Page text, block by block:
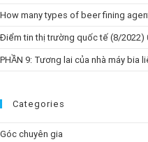
How many types of beer fining
Điểm tin thị trường quốc tế (8/2022)
PHẦN 9: Tương lai của nhà máy bia
Categories
Góc chuyên gia